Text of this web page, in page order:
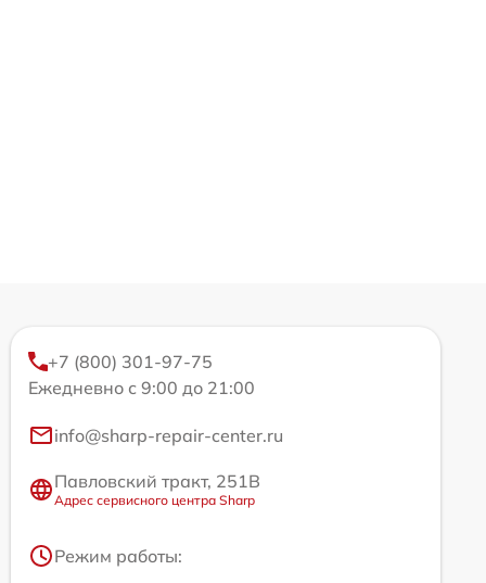
+7 (800) 301-97-75
Ежедневно с 9:00 до 21:00
info@sharp-repair-center.ru
Павловский тракт, 251В
Адрес сервисного центра Sharp
Режим работы: